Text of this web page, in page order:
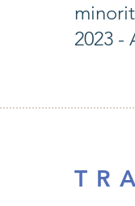
2023 -
T R